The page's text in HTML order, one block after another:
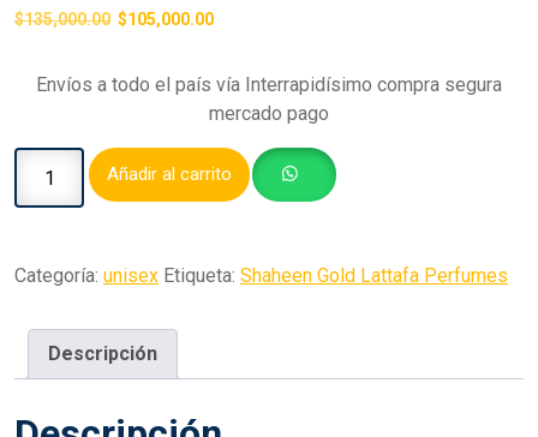
$135,000.00 $105,000.00
Envíos a todo el país vía Interrapidísimo compra segura
mercado pago
Añadir al carrito
Categoría: unisex Etiqueta: Shaheen Gold Lattafa Perfumes
Descripción